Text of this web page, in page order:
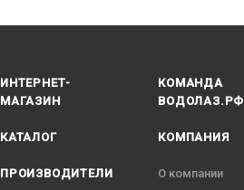
ИНТЕРНЕТ-
МАГАЗИН
КАТАЛОГ
ПРОИЗВОДИТЕЛИ
КОМАНДА
ВОДОЛАЗ.РФ
КОМПАНИЯ
О компании